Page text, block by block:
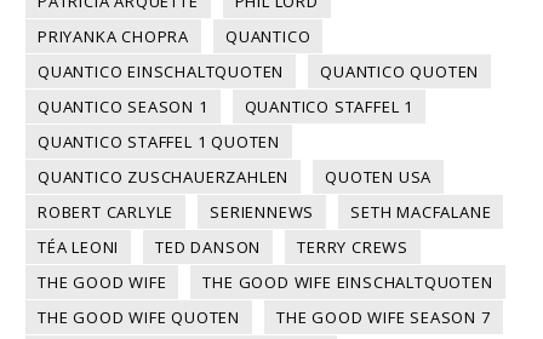
PRIYANKA CHOPRA
QUANTICO
QUANTICO EINSCHALTQUOTEN
QUANTICO QUOTEN
QUANTICO SEASON 1
QUANTICO STAFFEL 1
QUANTICO STAFFEL 1 QUOTEN
QUANTICO ZUSCHAUERZAHLEN
QUOTEN USA
ROBERT CARLYLE
SERIENNEWS
SETH MACFALANE
TÉA LEONI
TED DANSON
TERRY CREWS
THE GOOD WIFE
THE GOOD WIFE EINSCHALTQUOTEN
THE GOOD WIFE QUOTEN
THE GOOD WIFE SEASON 7